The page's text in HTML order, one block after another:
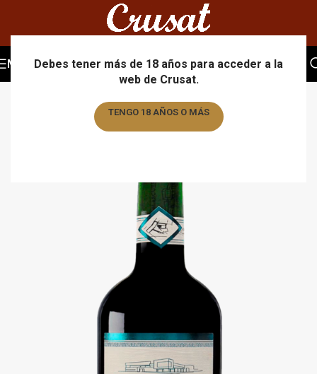
Debes tener más de 18 años para acceder a la
web de Crusat.
TENGO 18 AÑOS O MÁS
MENU